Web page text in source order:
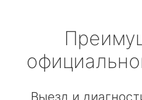
Выезд и